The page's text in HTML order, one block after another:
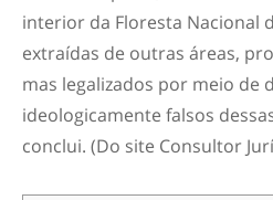
interior da Floresta Nacional
extraídas de outras áreas,
mas legalizados por meio de
ideologicamente falsos
conclui. (Do site Consultor